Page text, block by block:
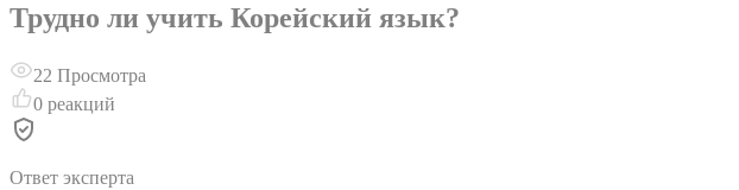
Трудно ли учить Корейский язык?
22 Просмотра
0 реакций
Ответ эксперта